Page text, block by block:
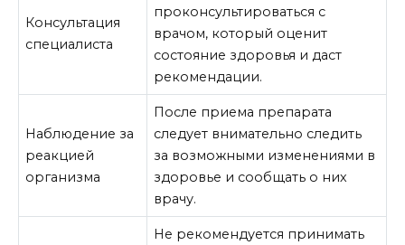
Консультация
специалиста
проконсультироваться с
врачом, который оценит
состояние здоровья и даст
рекомендации.
Наблюдение за
реакцией
организма
После приема препарата
следует внимательно следить
за возможными изменениями в
здоровье и сообщать о них
врачу.
Не рекомендуется принимать